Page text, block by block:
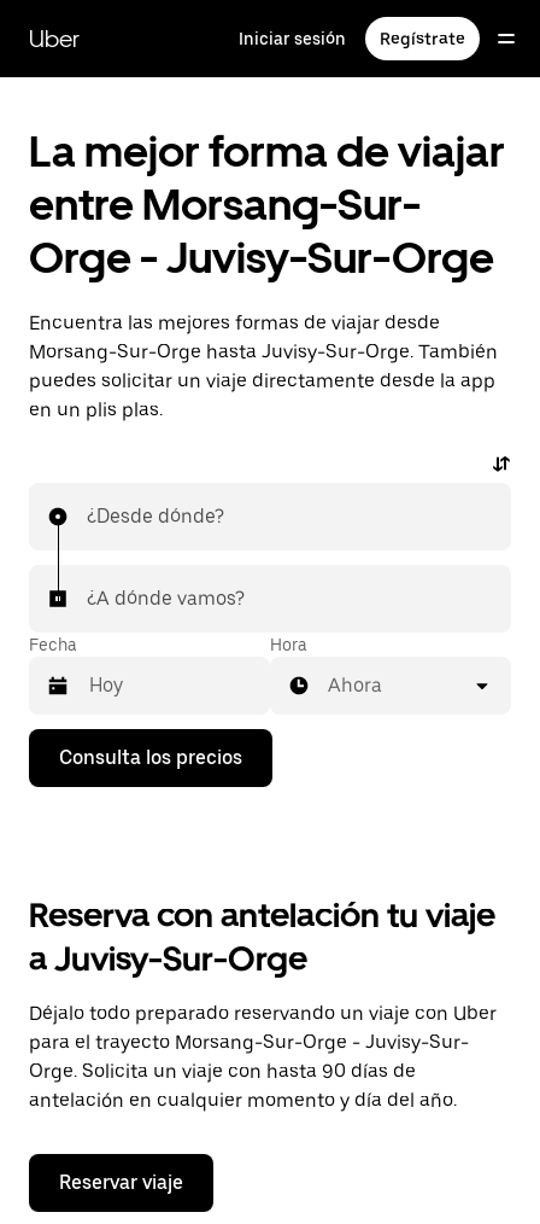
contenido
principal
Uber Iniciar sesión Regístrate
La mejor forma de viajar
entre Morsang-Sur-
Orge - Juvisy-Sur-Orge
Encuentra las mejores formas de viajar desde
Morsang-Sur-Orge hasta Juvisy-Sur-Orge. También
puedes solicitar un viaje directamente desde la app
en un plis plas.
¿Desde dónde?
¿A dónde vamos?
Fecha
Pulsa
flecha
calendario
seleccionar
fecha.
Pulsa
el
botón
de
escape
cerrar
calendario.
Hora
Ahora
Consulta los precios
Reserva con antelación tu viaje
a Juvisy-Sur-Orge
Déjalo todo preparado reservando un viaje con Uber
para el trayecto Morsang-Sur-Orge - Juvisy-Sur-
Orge. Solicita un viaje con hasta 90 días de
antelación en cualquier momento y día del año.
Reservar viaje